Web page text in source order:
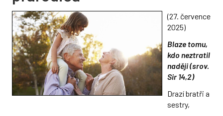
(27. července
2025)
Blaze tomu,
kdo neztratil
naději (srov.
Sir 14,2)
Drazí bratři a
sestry,